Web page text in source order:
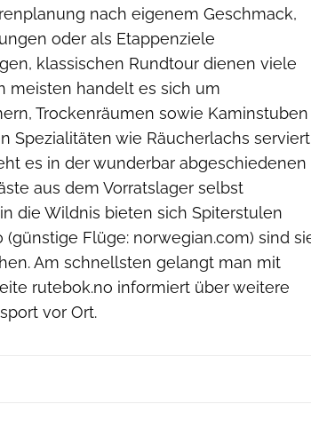
nach eigenem Geschmack,
oder als Etappenziele
klassischen Rundtour dienen viele
meisten handelt es sich um
Trockenräumen sowie Kaminstuben
Spezialitäten wie Räucherlachs serviert
es in der wunderbar abgeschiedenen
aus dem Vorratslager selbst
die Wildnis bieten sich Spiterstulen
Flüge: norwegian.com) sind
Am schnellsten gelangt man mit
rutebok.no informiert über weitere
vor Ort.